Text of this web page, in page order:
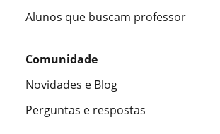
Alunos que buscam professor
Comunidade
Novidades e Blog
Perguntas e respostas